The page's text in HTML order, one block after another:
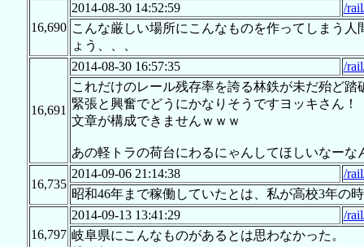
16,690
2014-08-30 14:52:59
/
こんな厳しい場所にこんなものを作ってしまう
ょう、、、
16,691
2014-08-30 16:57:35
/
これだけのレール残存率を誇る林鉄が未だ殆ど
緊張と興奮でどうにかなりそうですヨッキさん！
文章が構成できませんｗｗｗ
あの軽トラの荷台にわるにゃんしてほしいなーな
16,735
2014-09-06 21:14:38
/
昭和46年まで稼働していたとは、私が高校3年の
16,797
2014-09-13 13:41:29
/
岐阜県にこんなものがあるとは思わなかった。